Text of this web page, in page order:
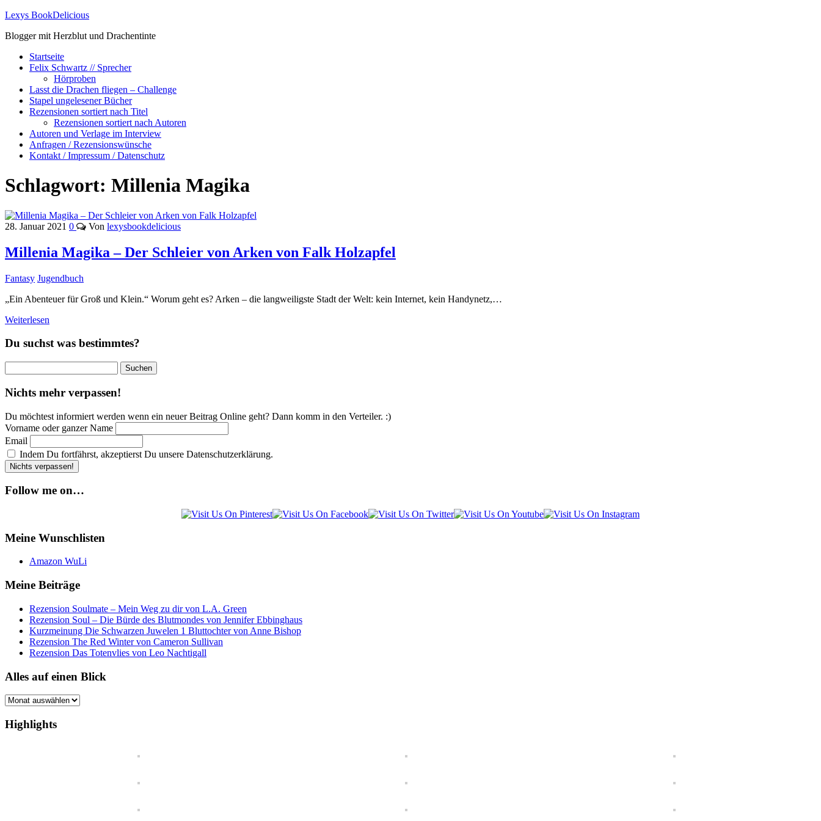
Lexys BookDelicious
Blogger mit Herzblut und Drachentinte
Startseite
Felix Schwartz // Sprecher
Hörproben
Lasst die Drachen fliegen – Challenge
Stapel ungelesener Bücher
Rezensionen sortiert nach Titel
Rezensionen sortiert nach Autoren
Autoren und Verlage im Interview
Anfragen / Rezensionswünsche
Kontakt / Impressum / Datenschutz
Schlagwort: Millenia Magika
28. Januar 2021 0 Von lexysbookdelicious
Millenia Magika – Der Schleier von Arken von Falk Holzapfel
Fantasy Jugendbuch
„Ein Abenteuer für Groß und Klein.“ Worum geht es? Arken – die langweiligste Stadt der Welt: kein Internet, kein Handynetz,…
Weiterlesen
Du suchst was bestimmtes?
nach:
Nichts mehr verpassen!
Du möchtest informiert werden wenn ein neuer Beitrag Online geht? Dann komm in den Verteiler. :)
Vorname oder ganzer Name
Email
Indem Du fortfährst, akzeptierst Du unsere Datenschutzerklärung.
Follow me on…
Meine Wunschlisten
Amazon WuLi
Meine Beiträge
Rezension Soulmate – Mein Weg zu dir von L.A. Green
Rezension Soul – Die Bürde des Blutmondes von Jennifer Ebbinghaus
Kurzmeinung Die Schwarzen Juwelen 1 Bluttochter von Anne Bishop
Rezension The Red Winter von Cameron Sullivan
Rezension Das Totenvlies von Leo Nachtigall
Alles auf einen Blick
Alles
einen
Blick
Highlights